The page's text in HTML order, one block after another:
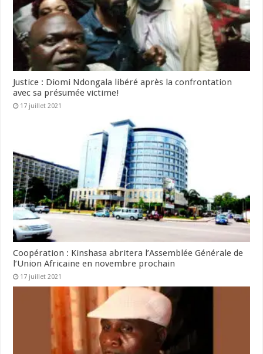
Justice : Diomi Ndongala libéré après la confrontation
avec sa présumée victime!
17 juillet 2021
Coopération : Kinshasa abritera l’Assemblée Générale de
l’Union Africaine en novembre prochain
17 juillet 2021